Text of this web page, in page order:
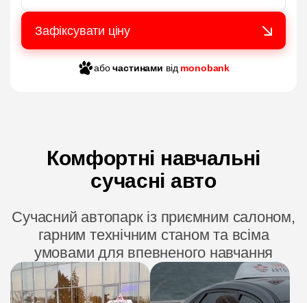
абочастинами від monobank
Комфортні навчальні
сучасні авто
Сучасний автопарк із приємним салоном,
гарним технічним станом та всіма
умовами для впевненого навчання